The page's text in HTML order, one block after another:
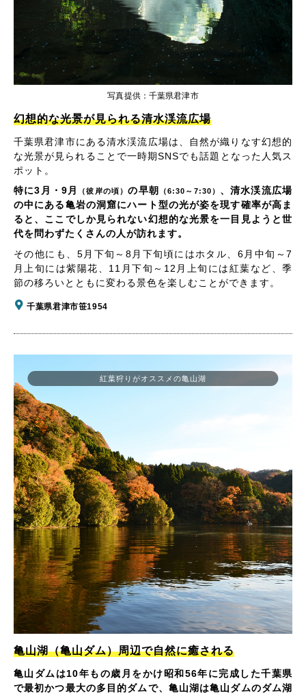
写真提供：千葉県君津市
幻想的な光景が見られる清水渓流広場
千葉県君津市にある清水渓流広場は、自然が織りなす幻想的
な光景が見られることで一時期SNSでも話題となった人気ス
ポット。
特に3月・9月
（彼岸の頃）の早朝 （6:30～7:30） 、清水渓流広場
の中にある亀岩の洞窟にハート型の光が姿を現す確率が高ま
ると、ここでしか見られない幻想的な光景を一目見ようと世
代を問わずたくさんの人が訪れます。
その他にも、5月下旬～8月下旬頃にはホタル、6月中旬～7
月上旬には紫陽花、11月下旬～12月上旬には紅葉など、季
節の移ろいとともに変わる景色を楽しむことができます。
千葉県君津市笹1954
亀山湖（亀山ダム）周辺で自然に癒される
亀山ダムは10年もの歳月をかけ昭和56年に完成した千葉県
で最初かつ最大の多目的ダムで、亀山湖は亀山ダムのダム湖
紅葉狩りがオススメの亀山湖